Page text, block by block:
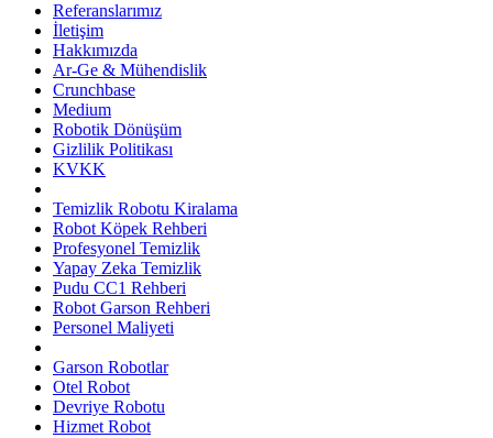
Referanslarımız
İletişim
Hakkımızda
Ar-Ge & Mühendislik
Crunchbase
Medium
Robotik Dönüşüm
Gizlilik Politikası
KVKK
Temizlik Robotu Kiralama
Robot Köpek Rehberi
Profesyonel Temizlik
Yapay Zeka Temizlik
Pudu CC1 Rehberi
Robot Garson Rehberi
Personel Maliyeti
Garson Robotlar
Otel Robot
Devriye Robotu
Hizmet Robot